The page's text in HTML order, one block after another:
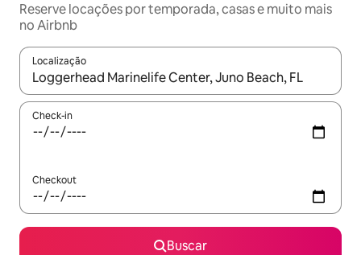
Reserve locações por temporada, casas e muito mais
no Airbnb
Localização
Quando os resultados estiverem disponíveis, explore-os
Check-in
Checkout
Buscar